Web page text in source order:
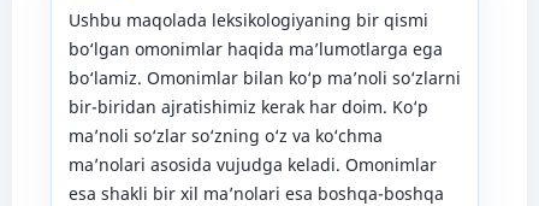
Ushbu maqolada leksikologiyaning bir qismi
bo‘lgan omonimlar haqida ma’lumotlarga ega
bo‘lamiz. Omonimlar bilan ko‘p ma’noli so‘zlarni
bir-biridan ajratishimiz kerak har doim. Ko‘p
ma’noli so‘zlar so‘zning o‘z va ko‘chma
ma’nolari asosida vujudga keladi. Omonimlar
esa shakli bir xil ma’nolari esa boshqa-boshqa